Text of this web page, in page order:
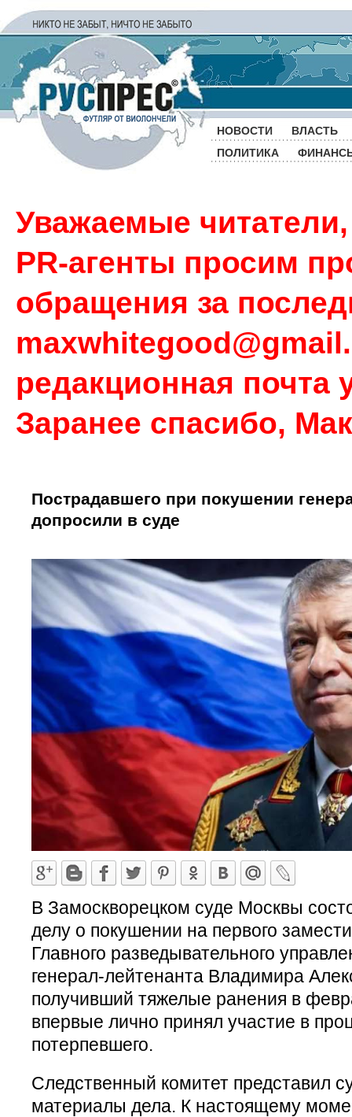
НОВОСТИ
ВЛАСТЬ
ПОЛИТИКА
Уважаемые
PR-агенты просим
обращения за
редакционная почта
Заранее спасибо,
Пострадавшего при покушении
допросили в суде
В Замоскворецком суде Москвы
делу о покушении на первого
Главного разведывательного
генерал-лейтенанта Владимира
получивший тяжелые ранения в
впервые лично принял участие в
потерпевшего.
Следственный комитет представил
материалы дела. К настоящему